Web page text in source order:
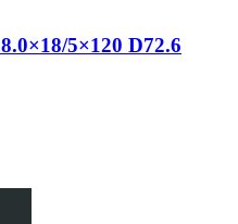
5×120 D72.6